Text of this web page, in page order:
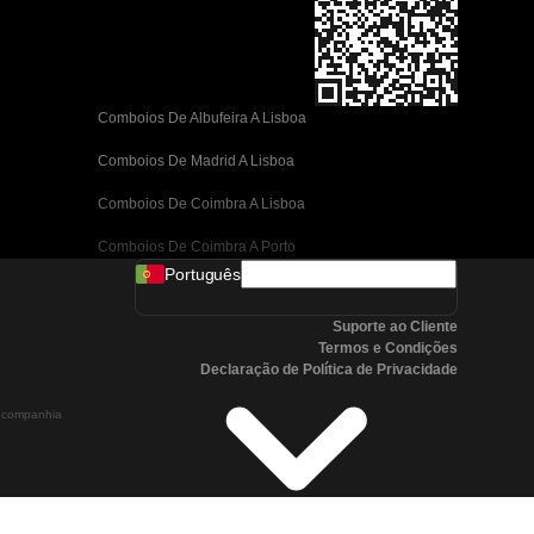
Comboios De Albufeira A Lisboa
Comboios De Madrid A Lisboa
Comboios De Coimbra A Lisboa
Comboios De Coimbra A Porto
Comboios De Valência A Barcelona
Comboios De Málaga A Barcelona
Comboios De Málaga A Madrid
Comboios De Córdoba A Madrid
Português
Suporte ao Cliente
Termos e Condições
Declaração de Política de Privacidade